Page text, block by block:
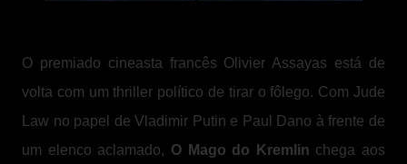
O premiado cineasta francês Olivier Assayas está de
volta com um thriller político de tirar o fôlego. Com Jude
Law no papel de Vladimir Putin e Paul Dano à frente de
um elenco aclamado, O Mago do Kremlin chega aos